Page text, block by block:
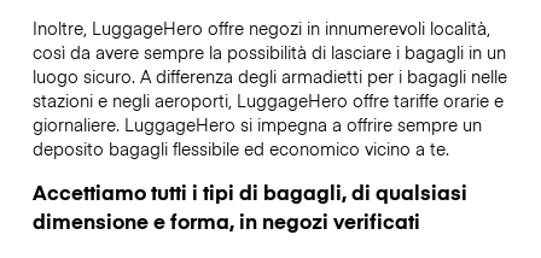
Inoltre, LuggageHero offre negozi in innumerevoli località,
così da avere sempre la possibilità di lasciare i bagagli in un
luogo sicuro. A differenza degli armadietti per i bagagli nelle
stazioni e negli aeroporti, LuggageHero offre tariffe orarie e
giornaliere. LuggageHero si impegna a offrire sempre un
deposito bagagli flessibile ed economico vicino a te.
Accettiamo tutti i tipi di bagagli, di qualsiasi
dimensione e forma, in negozi verificati